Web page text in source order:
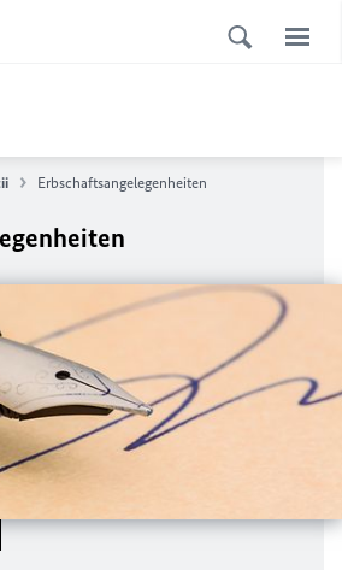
Erbschaftsangelegenheiten